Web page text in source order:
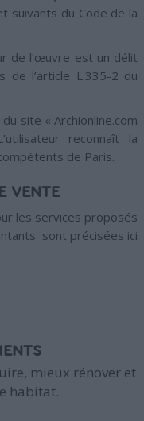
suivants du Code de la
de l’œuvre est un délit
de l’article L.335-2 du
site « Archionline.com
reconnaît la
de Paris.
VENTE
les services proposés
sont précisées ici
mieux rénover et
habitat.